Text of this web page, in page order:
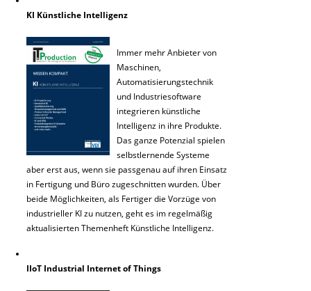
KI Künstliche Intelligenz
Immer mehr Anbieter von
Maschinen,
Automatisierungstechnik
und Industriesoftware
integrieren künstliche
Intelligenz in ihre Produkte.
Das ganze Potenzial spielen
selbstlernende Systeme
aber erst aus, wenn sie passgenau auf ihren Einsatz
in Fertigung und Büro zugeschnitten wurden. Über
beide Möglichkeiten, als Fertiger die Vorzüge von
industrieller KI zu nutzen, geht es im regelmäßig
aktualisierten Themenheft Künstliche Intelligenz.
IIoT Industrial Internet of Things